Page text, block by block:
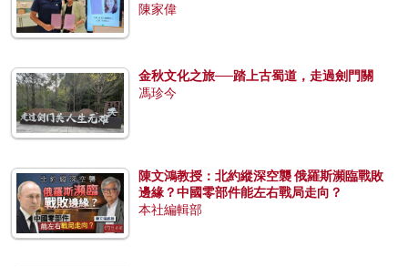
陳家偉
金秋文化之旅──踏上古蜀道，走過劍門關
馮珍今
陳文鴻教授：北約縱深空襲 俄羅斯瀕臨戰敗
邊緣？中國零部件能左右戰局走向？
本社編輯部